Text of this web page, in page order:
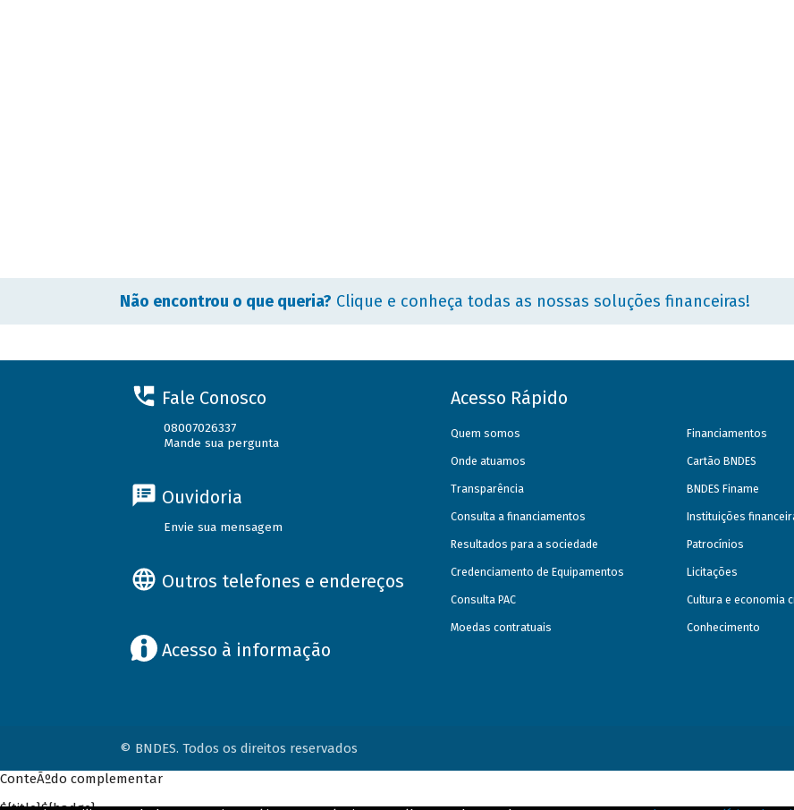
Não encontrou o que queria? Clique e conheça todas as nossas soluções financeiras!
Fale Conosco
08007026337
Mande sua pergunta
Ouvidoria
Envie sua mensagem
Outros telefones e endereços
Acesso à informação
Acesso Rápido
Quem somos
Onde atuamos
Transparência
Consulta a financiamentos
Resultados para a sociedade
Credenciamento de Equipamentos
Consulta PAC
Moedas contratuais
Financiamentos
Cartão BNDES
BNDES Finame
Instituições
Patrocínios
Licitações
Cultura e economia
Conhecimento
© BNDES. Todos os direitos reservados
ConteÃºdo complementar